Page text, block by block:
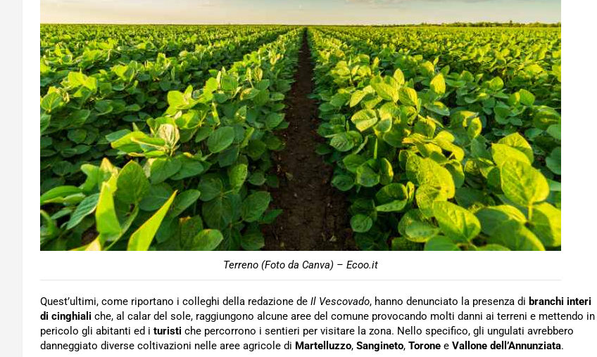
Terreno (Foto da Canva) – Ecoo.it
Quest’ultimi, come riportano i colleghi della redazione de Il Vescovado, hanno denunciato la presenza di branchi interi
di cinghiali che, al calar del sole, raggiungono alcune aree del comune provocando molti danni ai terreni e mettendo in
pericolo gli abitanti ed i turisti che percorrono i sentieri per visitare la zona. Nello specifico, gli ungulati avrebbero
danneggiato diverse coltivazioni nelle aree agricole di Martelluzzo, Sangineto, Torone e Vallone dell’Annunziata.